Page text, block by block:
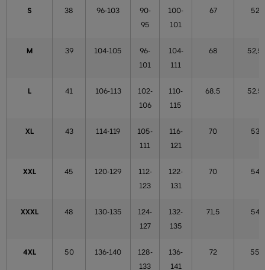
S 38 96-103
90-
95
100-
101
67 52
M 39 104-105
96-
101
104-
111
68 52,5
L 41 106-113
102-
106
110-
115
68,5 52,5
XL 43 114-119
105-
111
116-
121
70 53
XXL 45 120-129
112-
123
122-
131
70 54
XXXL 48 130-135
124-
127
132-
135
71,5 54
4XL 50 136-140
128-
133
136-
141
72 55